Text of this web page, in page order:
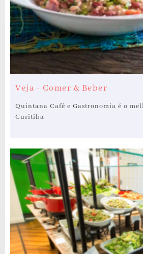
Veja - Comer & Beber
Quintana Café e Gastronomia é o
Curitiba